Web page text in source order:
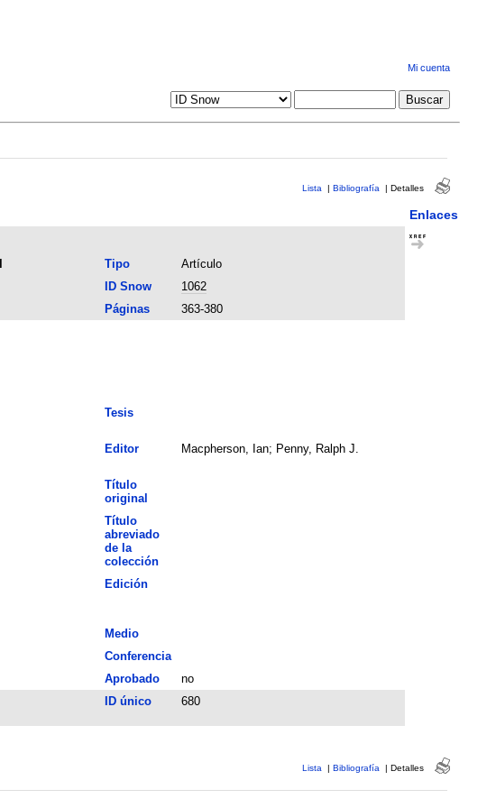
Mi cuenta
Lista | Bibliografía | Detalles
Enlaces
Tipo
Artículo
ID Snow
1062
Páginas
363-380
Tesis
Editor Macpherson, Ian; Penny, Ralph J.
Título
original
Título
abreviado
de la
colección
Edición
Medio
Conferencia
Aprobado
no
ID único 680
Lista | Bibliografía | Detalles